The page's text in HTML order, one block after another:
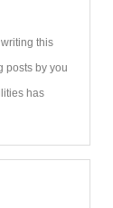
writing this
posts by you
has